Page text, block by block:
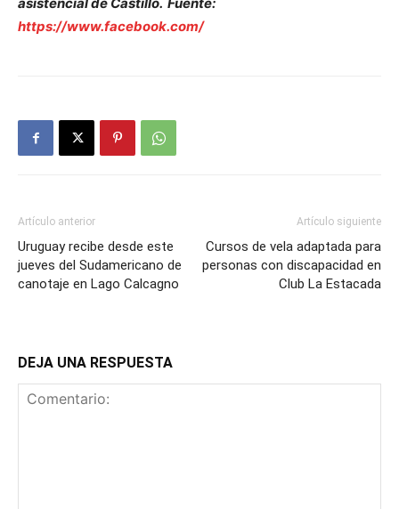
https://www.facebook.com/
Artículo anterior
Uruguay recibe desde este
jueves del Sudamericano de
canotaje en Lago Calcagno
Artículo siguiente
Cursos de vela adaptada para
personas con discapacidad en
Club La Estacada
DEJA UNA RESPUESTA